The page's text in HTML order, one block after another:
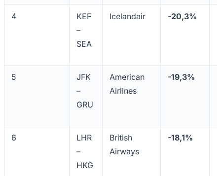
Bahia
4
KEF
–
SEA
Icelandair -20,3%
5
JFK
–
GRU
American
Airlines
-19,3%
6
LHR
–
HKG
British
Airways
-18,1%